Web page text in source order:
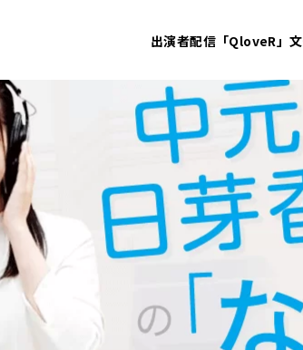
出演者配信「QloveR」